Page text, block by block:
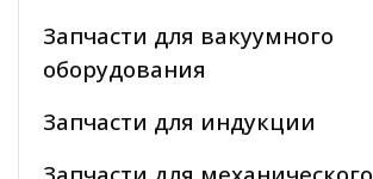
Запчасти для вакуумного
оборудования
Запчасти для индукции